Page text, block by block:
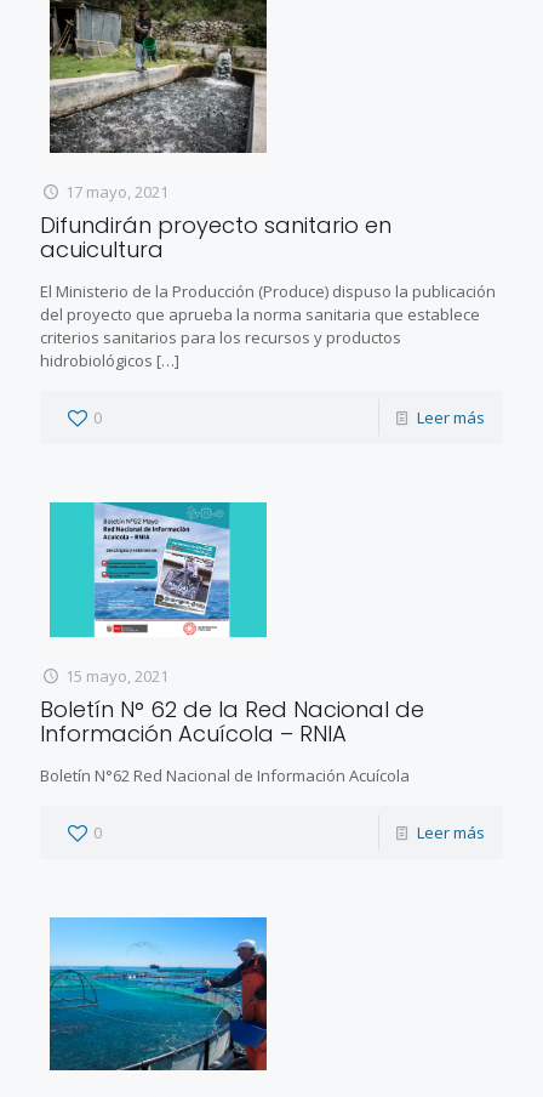
17 mayo, 2021
Difundirán proyecto sanitario en
acuicultura
El Ministerio de la Producción (Produce) dispuso la publicación
del proyecto que aprueba la norma sanitaria que establece
criterios sanitarios para los recursos y productos
hidrobiológicos […]
0 Leer más
15 mayo, 2021
Boletín N° 62 de la Red Nacional de
Información Acuícola – RNIA
Boletín N°62 Red Nacional de Información Acuícola
0 Leer más